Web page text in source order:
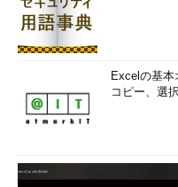
Excelの基本
コピー、選